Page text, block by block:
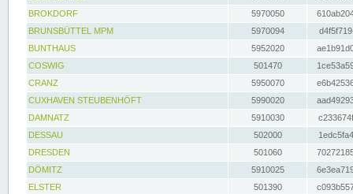
BROKDORF
5970050
BRUNSBÜTTEL MPM
5970094
BUNTHAUS
5952020
COSWIG
501470
CRANZ
5950070
CUXHAVEN STEUBENHÖFT
5990020
DAMNATZ
5910030
DESSAU
502000
DRESDEN
501060
DÖMITZ
5910025
ELSTER
501390